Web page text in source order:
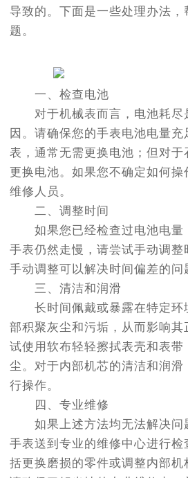
导致的。下面是一些处理办法，
题。
一、检查电池
对于机械表而言，电池耗尽
因。请确保您的手表电池电量
表，通常无需更换电池；但对于
更换电池。如果您不确定如何
维修人员。
二、调整时间
如果您已经检查过电池电量
手表仍然走慢，请尝试手动调整
手动调整可以解决时间偏差的问
三、清洁和润滑
长时间佩戴或暴露在特定环
部积聚灰尘和污垢，从而影响其
试使用软布轻轻擦拭表壳和表
尘。对于内部机芯的清洁和润
行操作。
四、专业维修
如果上述方法均无法解决问
手表送到专业的维修中心进行
括更换磨损的零件或调整内部机